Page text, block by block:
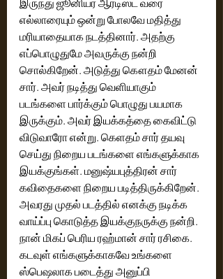
எல்லாரையும் ஒன்று போலவே மதித்து
மரியாதையாக நடத்தினார். அதற்கு
எப்பொழுதுமே அவருக்கு நன்றி
சொல்கிறேன். அடுத்து கௌதம் மேனன்
சார். அவர் நடித்து வெளியாகும்
படங்களை பார்க்கும் பொழுது பயமாக
இருக்கும். அவர் இயக்கத்தை கைவிட்டு
விடுவாரோ என்று. கெளதம் சார் தயவு
செய்து நிறைய படங்களை எங்களுக்காக
இயக்குங்கள். மனுஷ்யபுத்திரன் சார்
கவிதைகளை நிறைய படித்திருக்கிறேன்.
அவரது முதல் படத்தில் எனக்கு நடிக்க
வாய்ப்பு கொடுத்த இயக்குநருக்கு நன்றி.
நான் மிகப் பெரிய ரஹ்மான் சார் ரசிகை.
கடவுள் எங்களுக்காகவே உங்களை
ஸ்பெஷலாக படைத்து அனுப்பி